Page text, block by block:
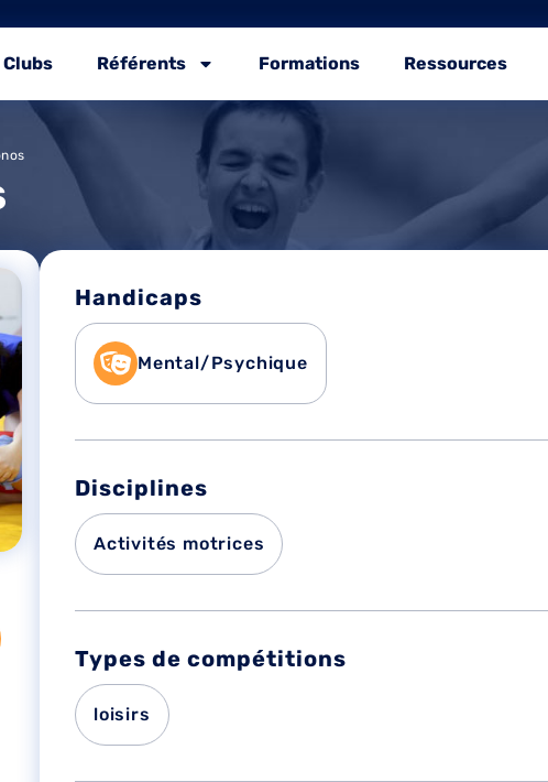
Référents Formations Ressources
Handicaps
Mental/Psychique
Disciplines
Activités motrices
Types de compétitions
loisirs